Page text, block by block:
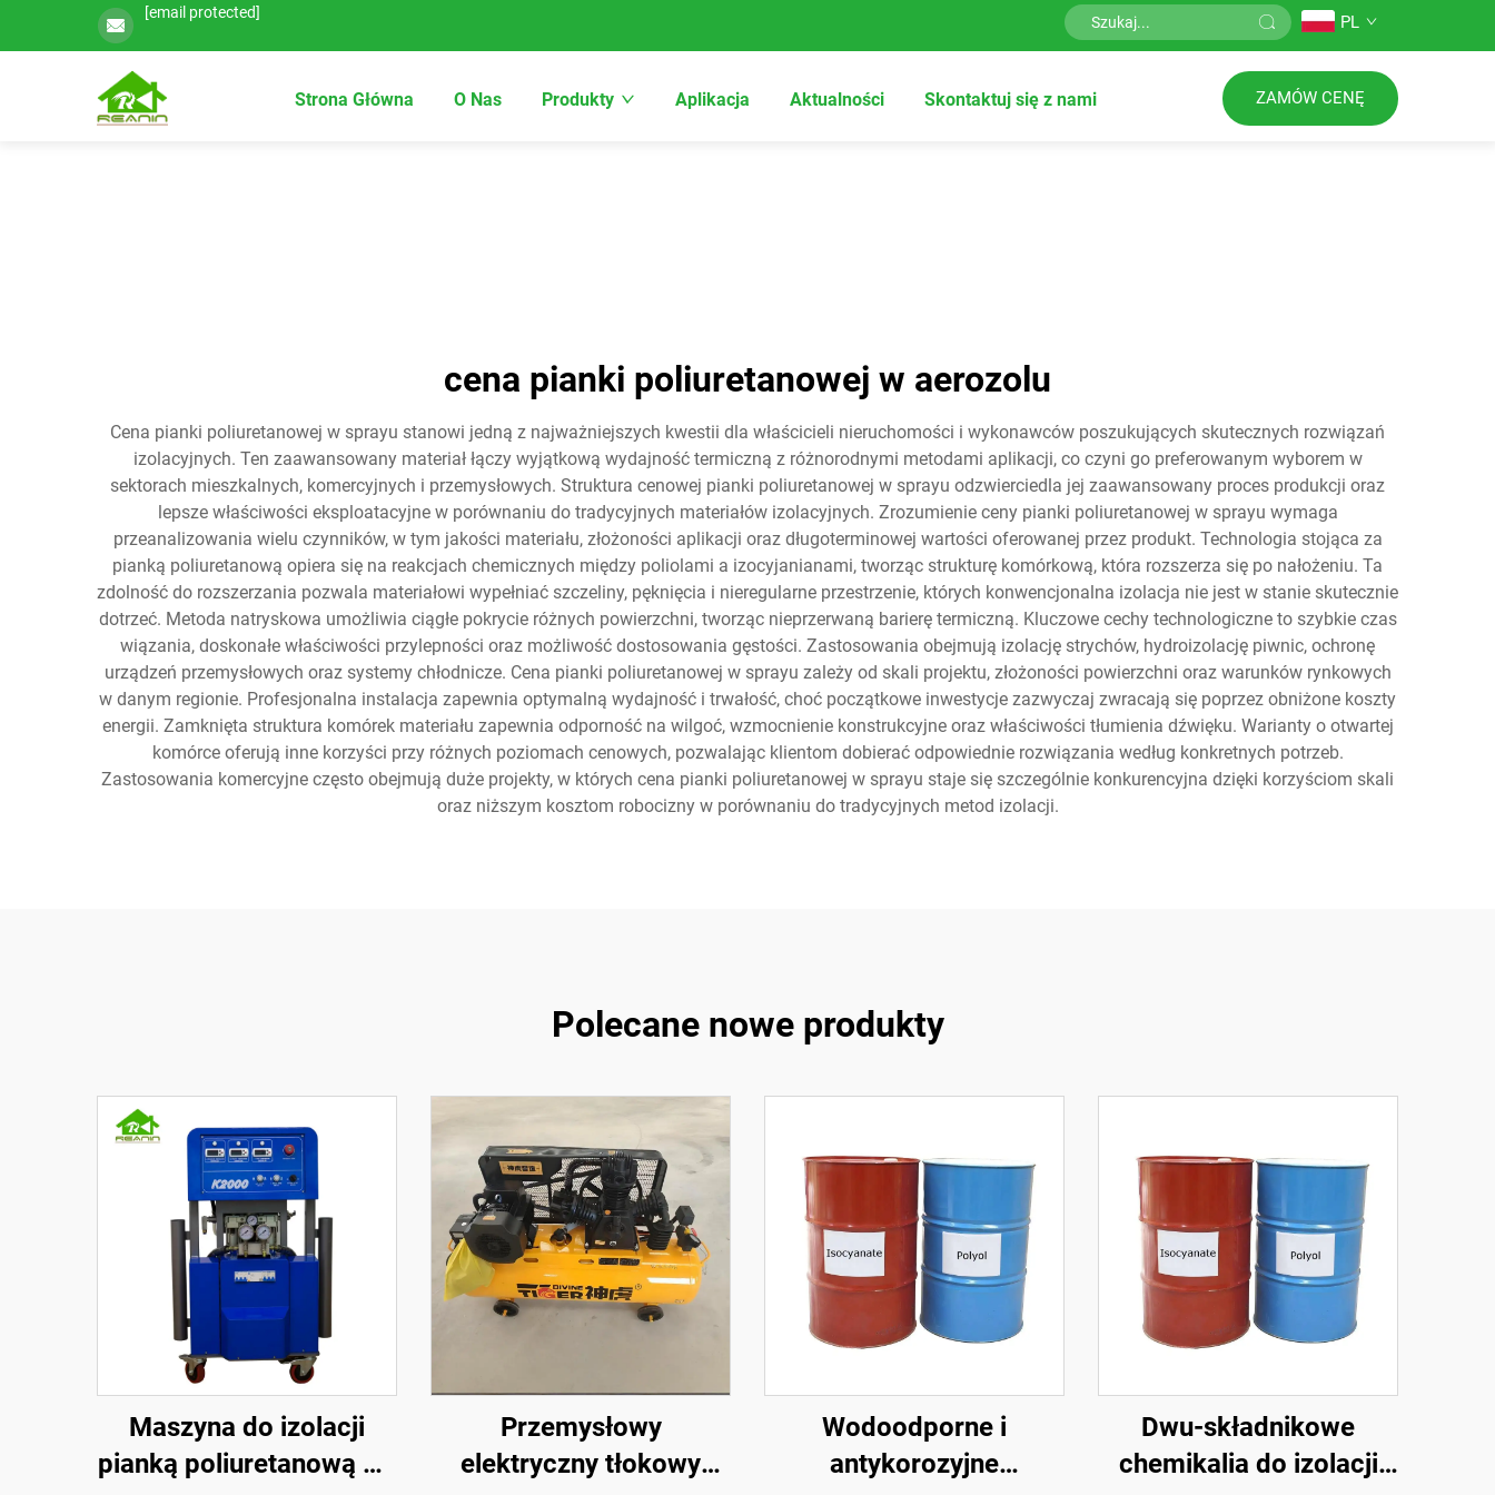
[email protected] PL
Strona Główna O Nas Produkty Aplikacja Aktualności Skontaktuj się z nami ZAMÓW CENĘ
cena pianki poliuretanowej w aerozolu
Cena pianki poliuretanowej w sprayu stanowi jedną z najważniejszych kwestii dla właścicieli nieruchomości i wykonawców poszukujących skutecznych rozwiązań
izolacyjnych. Ten zaawansowany materiał łączy wyjątkową wydajność termiczną z różnorodnymi metodami aplikacji, co czyni go preferowanym wyborem w
sektorach mieszkalnych, komercyjnych i przemysłowych. Struktura cenowej pianki poliuretanowej w sprayu odzwierciedla jej zaawansowany proces produkcji oraz
lepsze właściwości eksploatacyjne w porównaniu do tradycyjnych materiałów izolacyjnych. Zrozumienie ceny pianki poliuretanowej w sprayu wymaga
przeanalizowania wielu czynników, w tym jakości materiału, złożoności aplikacji oraz długoterminowej wartości oferowanej przez produkt. Technologia stojąca za
pianką poliuretanową opiera się na reakcjach chemicznych między poliolami a izocyjanianami, tworząc strukturę komórkową, która rozszerza się po nałożeniu. Ta
zdolność do rozszerzania pozwala materiałowi wypełniać szczeliny, pęknięcia i nieregularne przestrzenie, których konwencjonalna izolacja nie jest w stanie skutecznie
dotrzeć. Metoda natryskowa umożliwia ciągłe pokrycie różnych powierzchni, tworząc nieprzerwaną barierę termiczną. Kluczowe cechy technologiczne to szybkie czas
wiązania, doskonałe właściwości przylepności oraz możliwość dostosowania gęstości. Zastosowania obejmują izolację strychów, hydroizolację piwnic, ochronę
urządzeń przemysłowych oraz systemy chłodnicze. Cena pianki poliuretanowej w sprayu zależy od skali projektu, złożoności powierzchni oraz warunków rynkowych
w danym regionie. Profesjonalna instalacja zapewnia optymalną wydajność i trwałość, choć początkowe inwestycje zazwyczaj zwracają się poprzez obniżone koszty
energii. Zamknięta struktura komórek materiału zapewnia odporność na wilgoć, wzmocnienie konstrukcyjne oraz właściwości tłumienia dźwięku. Warianty o otwartej
komórce oferują inne korzyści przy różnych poziomach cenowych, pozwalając klientom dobierać odpowiednie rozwiązania według konkretnych potrzeb.
Zastosowania komercyjne często obejmują duże projekty, w których cena pianki poliuretanowej w sprayu staje się szczególnie konkurencyjna dzięki korzyściom skali
oraz niższym kosztom robocizny w porównaniu do tradycyjnych metod izolacji.
Polecane nowe produkty
Maszyna do izolacji
pianką poliuretanową PU
Przemysłowy
elektryczny tłokowy
Wodoodporne i
antykorozyjne
Dwu-składnikowe
chemikalia do izolacji